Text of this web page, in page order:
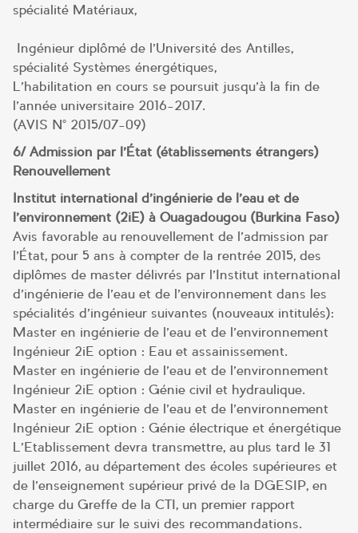
spécialité Matériaux,
Ingénieur diplômé de l’Université des Antilles,
spécialité Systèmes énergétiques,
L’habilitation en cours se poursuit jusqu’à la fin de
l’année universitaire 2016-2017.
(AVIS N° 2015/07-09)
6/ Admission par l’État (établissements étrangers) –
Renouvellement
Institut international d’ingénierie de l’eau et de
l’environnement (2iE) à Ouagadougou (Burkina Faso)
Avis favorable au renouvellement de l’admission par
l’État, pour 5 ans à compter de la rentrée 2015, des
diplômes de master délivrés par l’Institut international
d’ingénierie de l’eau et de l’environnement dans les
spécialités d’ingénieur suivantes (nouveaux intitulés):
Master en ingénierie de l’eau et de l’environnement –
Ingénieur 2iE option : Eau et assainissement.
Master en ingénierie de l’eau et de l’environnement –
Ingénieur 2iE option : Génie civil et hydraulique.
Master en ingénierie de l’eau et de l’environnement –
Ingénieur 2iE option : Génie électrique et énergétique
L’Etablissement devra transmettre, au plus tard le 31
juillet 2016, au département des écoles supérieures et
de l’enseignement supérieur privé de la DGESIP, en
charge du Greffe de la CTI, un premier rapport
intermédiaire sur le suivi des recommandations.